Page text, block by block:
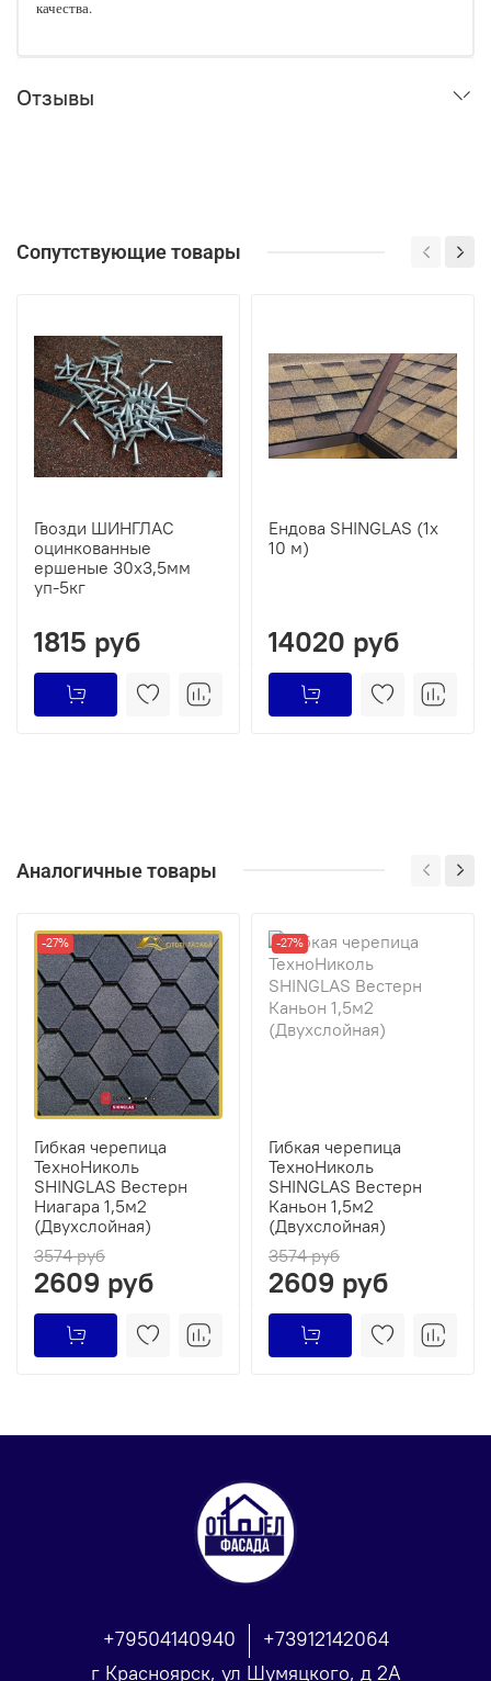
качества.
Отзывы
Сопутствующие товары
Гвозди ШИНГЛАС
оцинкованные
ершеные 30х3,5мм
уп-5кг
1815 руб
Ендова SHINGLAS (1х
10 м)
14020 руб
Аналогичные товары
-27%
Гибкая черепица
ТехноНиколь
SHINGLAS Вестерн
Ниагара 1,5м2
(Двухслойная)
3574 руб
2609 руб
-27%
Гибкая черепица
ТехноНиколь
SHINGLAS Вестерн
Каньон 1,5м2
(Двухслойная)
3574 руб
2609 руб
+79504140940
+73912142064
г Красноярск, ул Шумяцкого, д 2А